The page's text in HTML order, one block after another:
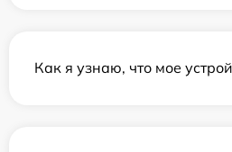
Как я узнаю, что мое